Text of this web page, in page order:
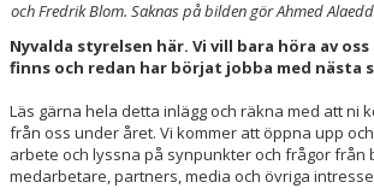
och Fredrik Blom. Saknas på bilden gör Ahmed
Nyvalda styrelsen här. Vi vill bara höra av
finns och redan har börjat jobba med nästa
Läs gärna hela detta inlägg och räkna med att ni
från oss under året. Vi kommer att öppna upp
arbete och lyssna på synpunkter och frågor från
medarbetare, partners, media och övriga